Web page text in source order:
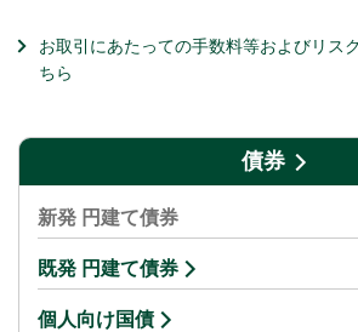
お取引にあたっての手数料等およびリス
ちら
債券
新発 円建て債券
既発 円建て債券
個人向け国債